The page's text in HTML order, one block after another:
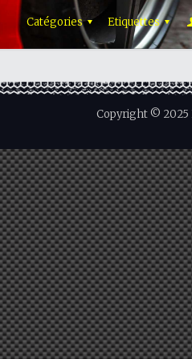
Catégories Etiquettes
Copyright © 2025